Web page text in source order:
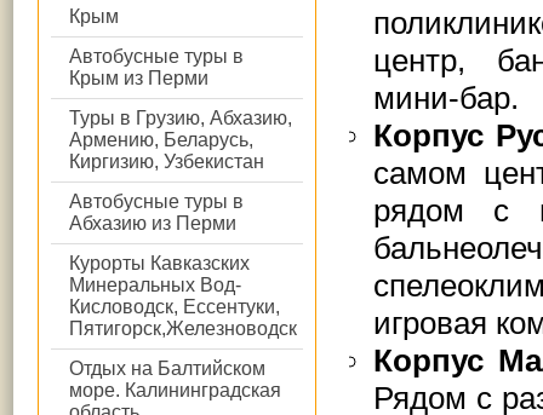
Крым
Автобусные туры в
Крым из Перми
Туры в Грузию, Абхазию,
Армению, Беларусь,
Киргизию, Узбекистан
Автобусные туры в
Абхазию из Перми
Курорты Кавказских
Минеральных Вод-
Кисловодск, Ессентуки,
Пятигорск,Железноводск
Отдых на Балтийском
море. Калининградская
центр,
мини-бар.
Корпус
самом
рядом с
игровая
Корпус
Рядом с